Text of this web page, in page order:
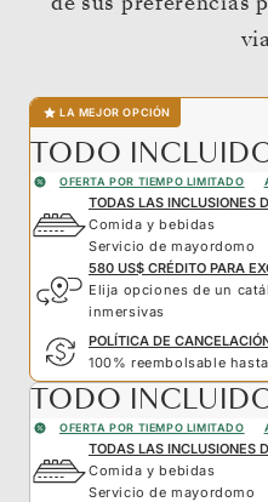
LA MEJOR OPCIÓN
TODO
OFERTA POR TIEMPO LIMITADO
TODAS LAS INCLUSIONES
Comida y bebidas
Servicio de mayordomo
580 US$ CRÉDITO PARA
Elija opciones de un
inmersivas
POLÍTICA DE
100% reembolsable
TODO
OFERTA POR TIEMPO LIMITADO
TODAS LAS INCLUSIONES
Comida y bebidas
Servicio de mayordomo